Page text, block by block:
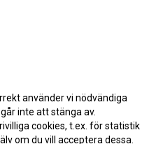
använder vi nödvändiga
inte att stänga av.
cookies, t.ex. för statistik
om du vill acceptera dessa.